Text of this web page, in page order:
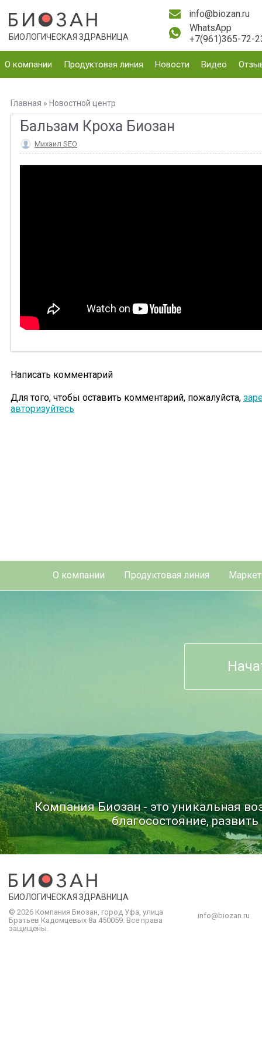
БИОЛОГИЧЕСКАЯ ЗДРАВНИЦА
info@biozan.ru
WhatsApp
+7(961)365-72-
О компании Продуктовая линия Новости Видео
Главная » Новостной центр
Бальзам Кроха Биозан
Михаил SEO
Написать комментарий
Для того, чтобы оставить комментарий, пожалуйста,
авторизуйтесь
О компании Продуктовая линия
Компания Биозан - это уникальная
благосостояние,
БИОЛОГИЧЕСКАЯ ЗДРАВНИЦА
© 2026 Компания Биозан город Уфа , улица
Братьев Кадомцевых 8а 450059 Все права
защищены.
info@biozan.ru